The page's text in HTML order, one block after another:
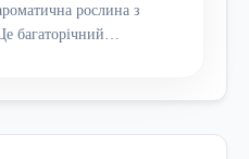
рослина з
багаторічний…